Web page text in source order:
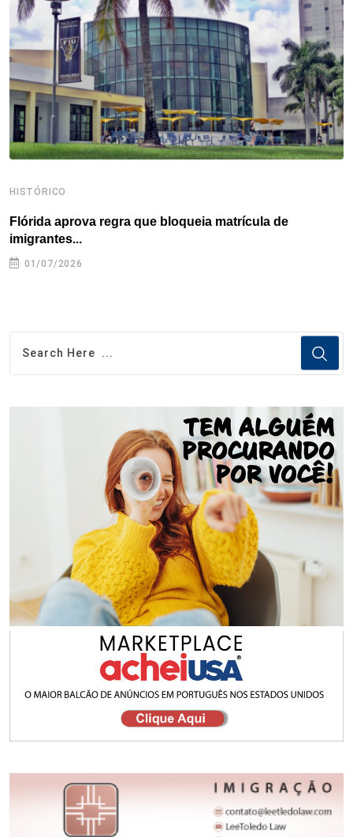
o
k
r I
n
e
s
s p
p
HISTÓRICO
Flórida aprova regra que bloqueia matrícula de
imigrantes...
01/07/2026